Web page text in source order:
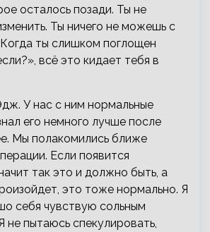
осталось позади. Ты не
Ты ничего не можешь с
ты слишком поглощен
всё это кидает тебя в
У нас с ним нормальные
его немного лучше после
Мы полакомились ближе
Если появится
так это и должно быть, а
это тоже нормально. Я
себя чувствую сольным
не пытаюсь спекулировать,